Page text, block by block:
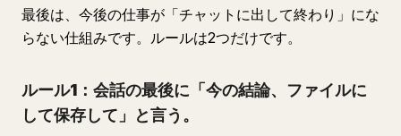
最後は、今後の仕事が「チャットに出して終わり」にな
らない仕組みです。ルールは2つだけです。
ルール1：会話の最後に「今の結論、ファイルに
して保存して」と言う。